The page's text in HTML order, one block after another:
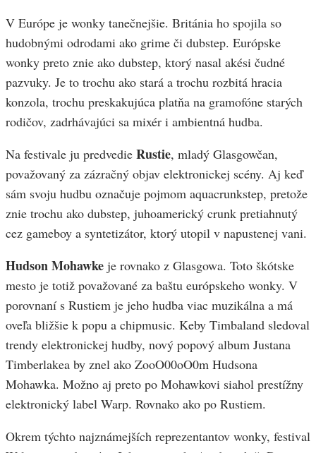
V Európe je wonky tanečnejšie. Británia ho spojila so
hudobnými odrodami ako grime či dubstep. Európske
wonky preto znie ako dubstep, ktorý nasal akési čudné
pazvuky. Je to trochu ako stará a trochu rozbitá hracia
konzola, trochu preskakujúca platňa na gramofóne starých
rodičov, zadrhávajúci sa mixér i ambientná hudba.
Na festivale ju predvedie Rustie, mladý Glasgowčan,
považovaný za zázračný objav elektronickej scény. Aj keď
sám svoju hudbu označuje pojmom aquacrunkstep, pretože
znie trochu ako dubstep, juhoamerický crunk pretiahnutý
cez gameboy a syntetizátor, ktorý utopil v napustenej vani.
Hudson Mohawke je rovnako z Glasgowa. Toto škótske
mesto je totiž považované za baštu európskeho wonky. V
porovnaní s Rustiem je jeho hudba viac muzikálna a má
oveľa bližšie k popu a chipmusic. Keby Timbaland sledoval
trendy elektronickej hudby, nový popový album Justana
Timberlakea by znel ako ZooO00oO0m Hudsona
Mohawka. Možno aj preto po Mohawkovi siahol prestížny
elektronický label Warp. Rovnako ako po Rustiem.
Okrem týchto najznámejších reprezentantov wonky, festival